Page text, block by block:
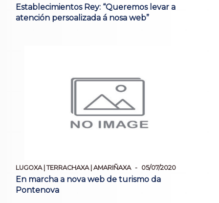
Establecimientos Rey: “Queremos levar a
atención persoalizada á nosa web”
LUGOXA | TERRACHAXA | AMARIÑAXA 05/07/2020
En marcha a nova web de turismo da
Pontenova